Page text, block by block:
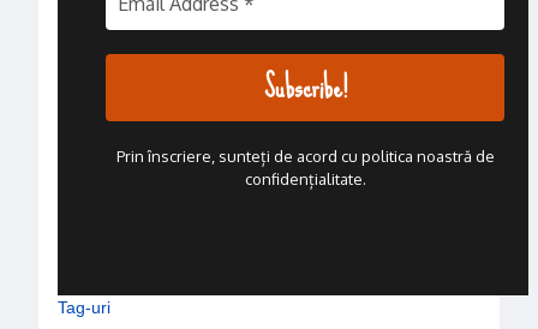
Prin înscriere, sunteți de acord cu politica noastră de
confidențialitate.
Tag-uri